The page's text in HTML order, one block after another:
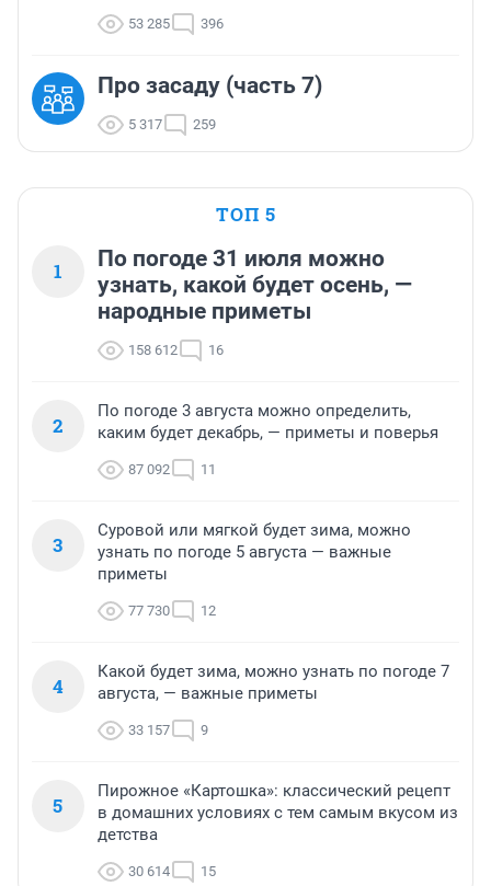
53 285 396
Про засаду (часть 7)
5 317 259
ТОП 5
1
По погоде 31 июля можно
узнать, какой будет осень, —
народные приметы
158 612 16
2
По погоде 3 августа можно определить,
каким будет декабрь, — приметы и поверья
87 092 11
3
Суровой или мягкой будет зима, можно
узнать по погоде 5 августа — важные
приметы
77 730 12
4
Какой будет зима, можно узнать по погоде 7
августа, — важные приметы
33 157 9
5
Пирожное «Картошка»: классический рецепт
в домашних условиях с тем самым вкусом из
детства
30 614 15